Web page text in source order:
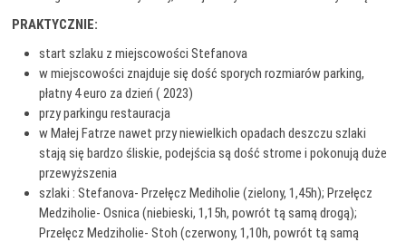
PRAKTYCZNIE:
start szlaku z miejscowości Stefanova
w miejscowości znajduje się dość sporych rozmiarów parking,
płatny 4 euro za dzień ( 2023)
przy parkingu restauracja
w Małej Fatrze nawet przy niewielkich opadach deszczu szlaki
stają się bardzo śliskie, podejścia są dość strome i pokonują duże
przewyższenia
szlaki : Stefanova- Przełęcz Mediholie (zielony, 1,45h); Przełęcz
Medziholie- Osnica (niebieski, 1,15h, powrót tą samą drogą);
Przełęcz Medziholie- Stoh (czerwony, 1,10h, powrót tą samą